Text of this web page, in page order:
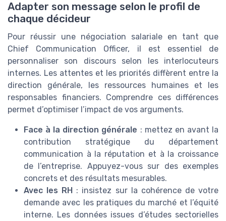
Adapter son message selon le profil de
chaque décideur
Pour réussir une négociation salariale en tant que
Chief Communication Officer, il est essentiel de
personnaliser son discours selon les interlocuteurs
internes. Les attentes et les priorités diffèrent entre la
direction générale, les ressources humaines et les
responsables financiers. Comprendre ces différences
permet d’optimiser l’impact de vos arguments.
Face à la direction générale : mettez en avant la
contribution stratégique du département
communication à la réputation et à la croissance
de l’entreprise. Appuyez-vous sur des exemples
concrets et des résultats mesurables.
Avec les RH : insistez sur la cohérence de votre
demande avec les pratiques du marché et l’équité
interne. Les données issues d’études sectorielles